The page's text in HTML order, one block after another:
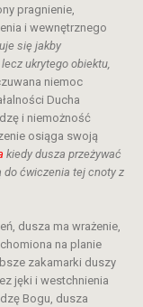
pragnienie,
i wewnętrznego
się jakby
ukrytego obiektu,
niemoc
Ducha
i niemożność
osiąga swoją
kiedy dusza przeżywać
do ćwiczenia tej cnoty z
dusza ma wrażenie,
na planie
zakamarki duszy
jęki i westchnienia
Bogu, dusza